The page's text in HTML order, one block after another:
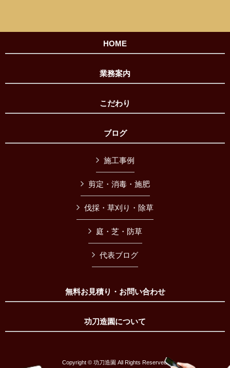
HOME
業務案内
こだわり
ブログ
施工事例
剪定・消毒・施肥
伐採・草刈り・除草
庭・芝・防草
代表ブログ
無料お見積り・お問い合わせ
功刀造園について
Copyright © 功刀造園 All Rights Reserved.